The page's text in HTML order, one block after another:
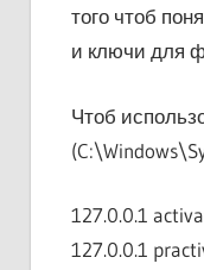
того чтоб
и ключи для
Чтоб
127.0.0.1
127.0.0.1